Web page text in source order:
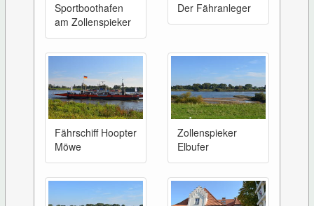
Sportboothafen
am Zollenspieker
Der Fähranleger
Fährschiff Hoopter
Möwe
Zollenspieker
Elbufer